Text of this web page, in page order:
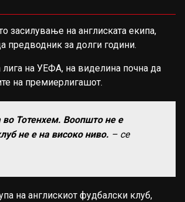
засилување на англиската екипа,
предводник за долги години.
на УЕФА, на виделина почна да
на премиерлигашот.
во Тотенхем. Воопшто не е
не е на високо ниво. – се
на англискиот фудбалски клуб,
ЕЛ КЛАСИКО ЗА РОДРИ: БАРСЕЛОНА ВЛЕЗЕ